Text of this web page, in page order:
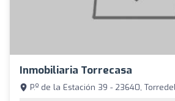
Inmobiliaria Torrecasa
P.º de la Estación 39 - 23640,